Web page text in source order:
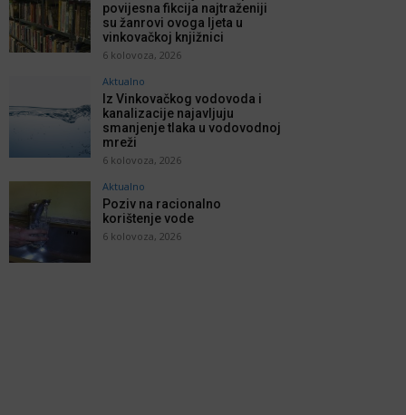
povijesna fikcija najtraženiji
su žanrovi ovoga ljeta u
vinkovačkoj knjižnici
6 kolovoza, 2026
Aktualno
Iz Vinkovačkog vodovoda i
kanalizacije najavljuju
smanjenje tlaka u vodovodnoj
mreži
6 kolovoza, 2026
Aktualno
Poziv na racionalno
korištenje vode
6 kolovoza, 2026